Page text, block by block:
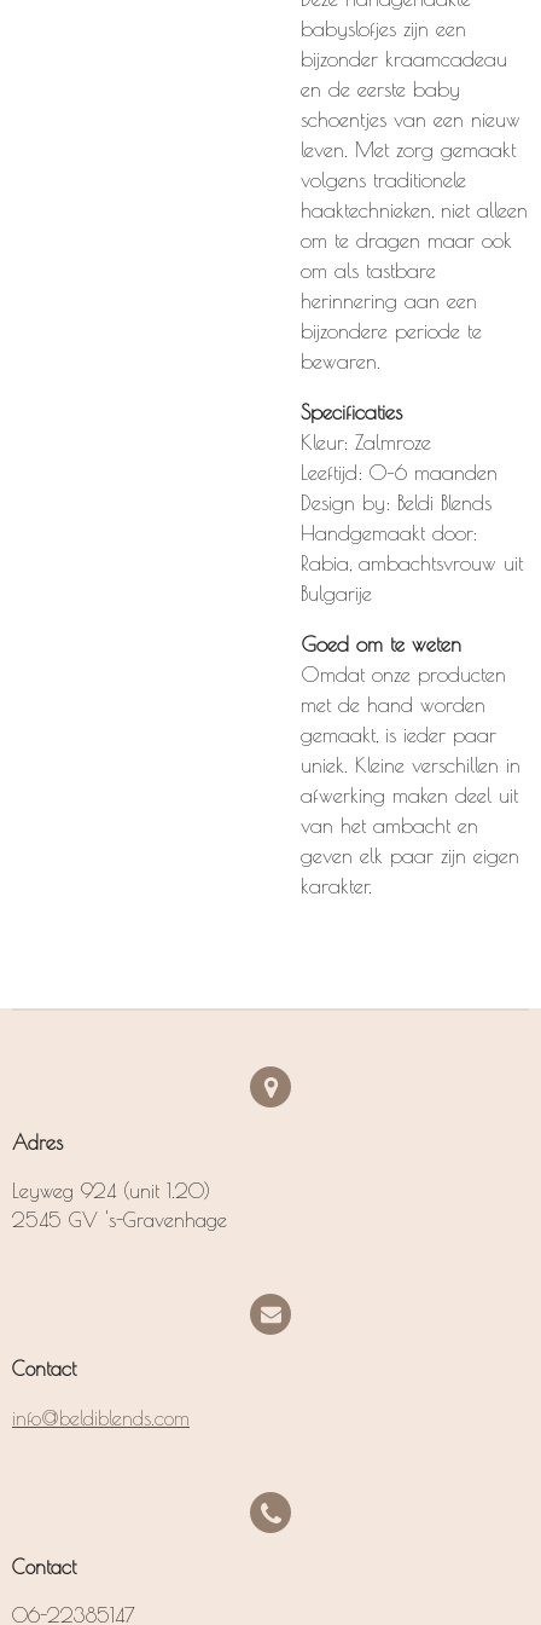
babyslofjes zijn een
bijzonder kraamcadeau
en de eerste baby
schoentjes van een nieuw
leven. Met zorg gemaakt
volgens traditionele
haaktechnieken, niet alleen
om te dragen maar ook
om als tastbare
herinnering aan een
bijzondere periode te
bewaren.
Specificaties
Kleur: Zalmroze
Leeftijd: 0–6 maanden
Design by: Beldi Blends
Handgemaakt door:
Rabia, ambachtsvrouw uit
Bulgarije
Goed om te weten
Omdat onze producten
met de hand worden
gemaakt, is ieder paar
uniek. Kleine verschillen in
afwerking maken deel uit
van het ambacht en
geven elk paar zijn eigen
karakter.
Adres
Leyweg 924 (unit 1.20)
2545 GV 's-Gravenhage
Contact
info@beldiblends.com
Contact
06-22385147